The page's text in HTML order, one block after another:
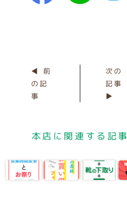
◀ 前
の記
事
次の
記事
▶
本店に関連する記事